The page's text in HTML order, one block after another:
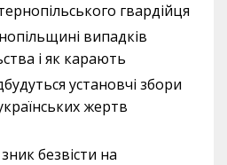
гвардійця
випадків
і як карають
установчі збори
жертв
безвісти на